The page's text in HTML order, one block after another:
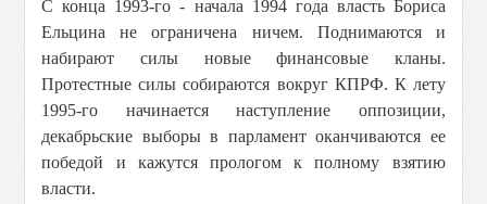
С конца 1993-го - начала 1994 года власть Бориса
Ельцина не ограничена ничем. Поднимаются и
набирают силы новые финансовые кланы.
Протестные силы собираются вокруг КПРФ. К лету
1995-го начинается наступление оппозиции,
декабрьские выборы в парламент оканчиваются ее
победой и кажутся прологом к полному взятию
власти.